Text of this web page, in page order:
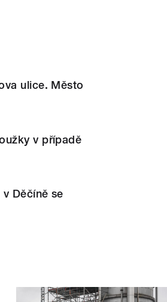
ulice. Město
v případě
Děčíně se